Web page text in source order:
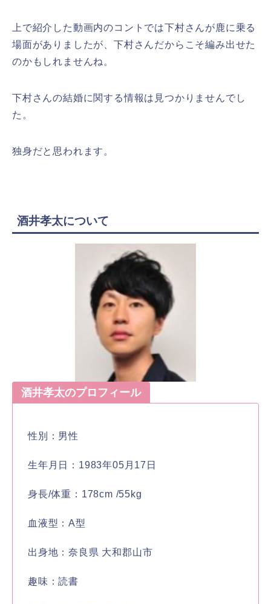
上で紹介した動画内のコントでは下村さんが鹿に乗る
場面がありましたが、下村さんだからこそ編み出せた
のかもしれませんね。
下村さんの結婚に関する情報は見つかりませんでし
た。
独身だと思われます。
酒井孝太について
酒井孝太のプロフィール
性別：男性
生年月日：1983年05月17日
身長/体重：178cm /55kg
血液型：A型
出身地：奈良県 大和郡山市
趣味：読書